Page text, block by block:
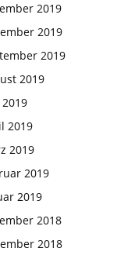
2019
2019
2019
2019
2019
2019
2019
2019
2018
2018